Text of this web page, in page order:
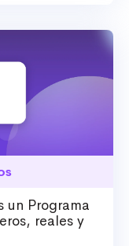
un Programa
reales y